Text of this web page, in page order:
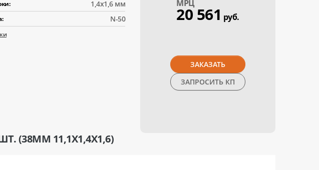
1,4x1,6 мм
N-50
МPЦ
20 561 руб.
ЗАКАЗАТЬ
ЗАПРОСИТЬ КП
(38ММ 11,1Х1,4Х1,6)